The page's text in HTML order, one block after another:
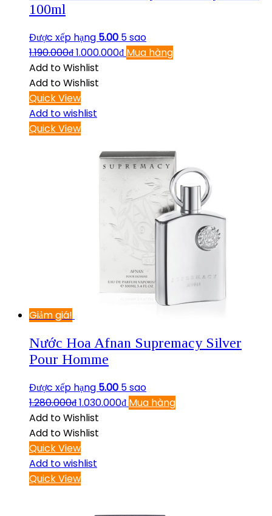
100ml
Được xếp hạng 5.00 5 sao
1.190.000₫1.000.000₫ Mua hàng
Add to Wishlist
Add to Wishlist
Quick View
Add to wishlist
Quick View
Giảm giá!
Nước Hoa Afnan Supremacy Silver
Pour Homme
Được xếp hạng 5.00 5 sao
1.280.000₫1.030.000₫ Mua hàng
Add to Wishlist
Add to Wishlist
Quick View
Add to wishlist
Quick View